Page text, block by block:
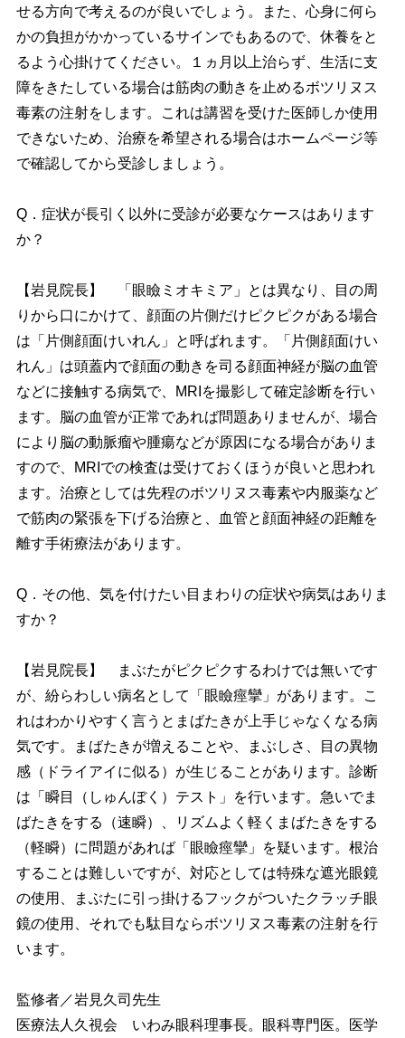
せる方向で考えるのが良いでしょう。また、心身に何ら
かの負担がかかっているサインでもあるので、休養をと
るよう心掛けてください。１ヵ月以上治らず、生活に支
障をきたしている場合は筋肉の動きを止めるボツリヌス
毒素の注射をします。これは講習を受けた医師しか使用
できないため、治療を希望される場合はホームページ等
で確認してから受診しましょう。
Q．症状が長引く以外に受診が必要なケースはあります
か？
【岩見院長】 「眼瞼ミオキミア」とは異なり、目の周
りから口にかけて、顔面の片側だけピクピクがある場合
は「片側顔面けいれん」と呼ばれます。「片側顔面けい
れん」は頭蓋内で顔面の動きを司る顔面神経が脳の血管
などに接触する病気で、MRIを撮影して確定診断を行い
ます。脳の血管が正常であれば問題ありませんが、場合
により脳の動脈瘤や腫瘍などが原因になる場合がありま
すので、MRIでの検査は受けておくほうが良いと思われ
ます。治療としては先程のボツリヌス毒素や内服薬など
で筋肉の緊張を下げる治療と、血管と顔面神経の距離を
離す手術療法があります。
Q．その他、気を付けたい目まわりの症状や病気はありま
すか？
【岩見院長】 まぶたがピクピクするわけでは無いです
が、紛らわしい病名として「眼瞼痙攣」があります。こ
れはわかりやすく言うとまばたきが上手じゃなくなる病
気です。まばたきが増えることや、まぶしさ、目の異物
感（ドライアイに似る）が生じることがあります。診断
は「瞬目（しゅんぼく）テスト」を行います。急いでま
ばたきをする（速瞬）、リズムよく軽くまばたきをする
（軽瞬）に問題があれば「眼瞼痙攣」を疑います。根治
することは難しいですが、対応としては特殊な遮光眼鏡
の使用、まぶたに引っ掛けるフックがついたクラッチ眼
鏡の使用、それでも駄目ならボツリヌス毒素の注射を行
います。
監修者／岩見久司先生
医療法人久視会 いわみ眼科理事長。眼科専門医。医学